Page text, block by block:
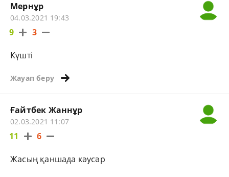
Мернұр
04.03.2021 19:43
9 3
Күшті
Жауап беру
Ғайтбек Жаннұр
02.03.2021 11:07
11 6
Жасың қаншада кәусәр